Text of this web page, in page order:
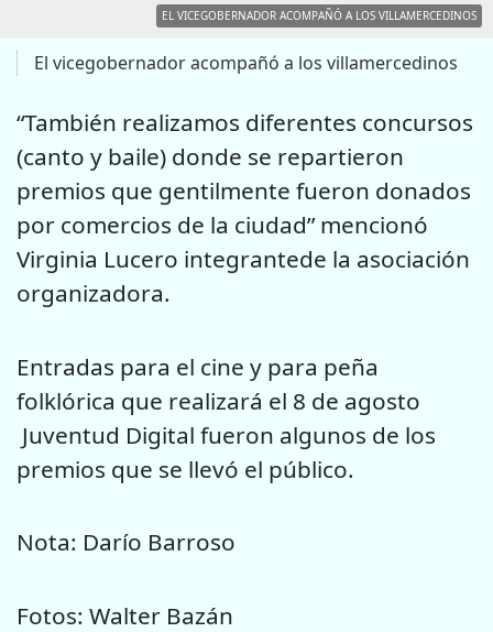
EL VICEGOBERNADOR ACOMPAÑÓ A LOS VILLAMERCEDINOS
El vicegobernador acompañó a los villamercedinos
“También realizamos diferentes concursos
(canto y baile) donde se repartieron
premios que gentilmente fueron donados
por comercios de la ciudad” mencionó
Virginia Lucero integrantede la asociación
organizadora.
Entradas para el cine y para peña
folklórica que realizará el 8 de agosto
Juventud Digital fueron algunos de los
premios que se llevó el público.
Nota: Darío Barroso
Fotos: Walter Bazán